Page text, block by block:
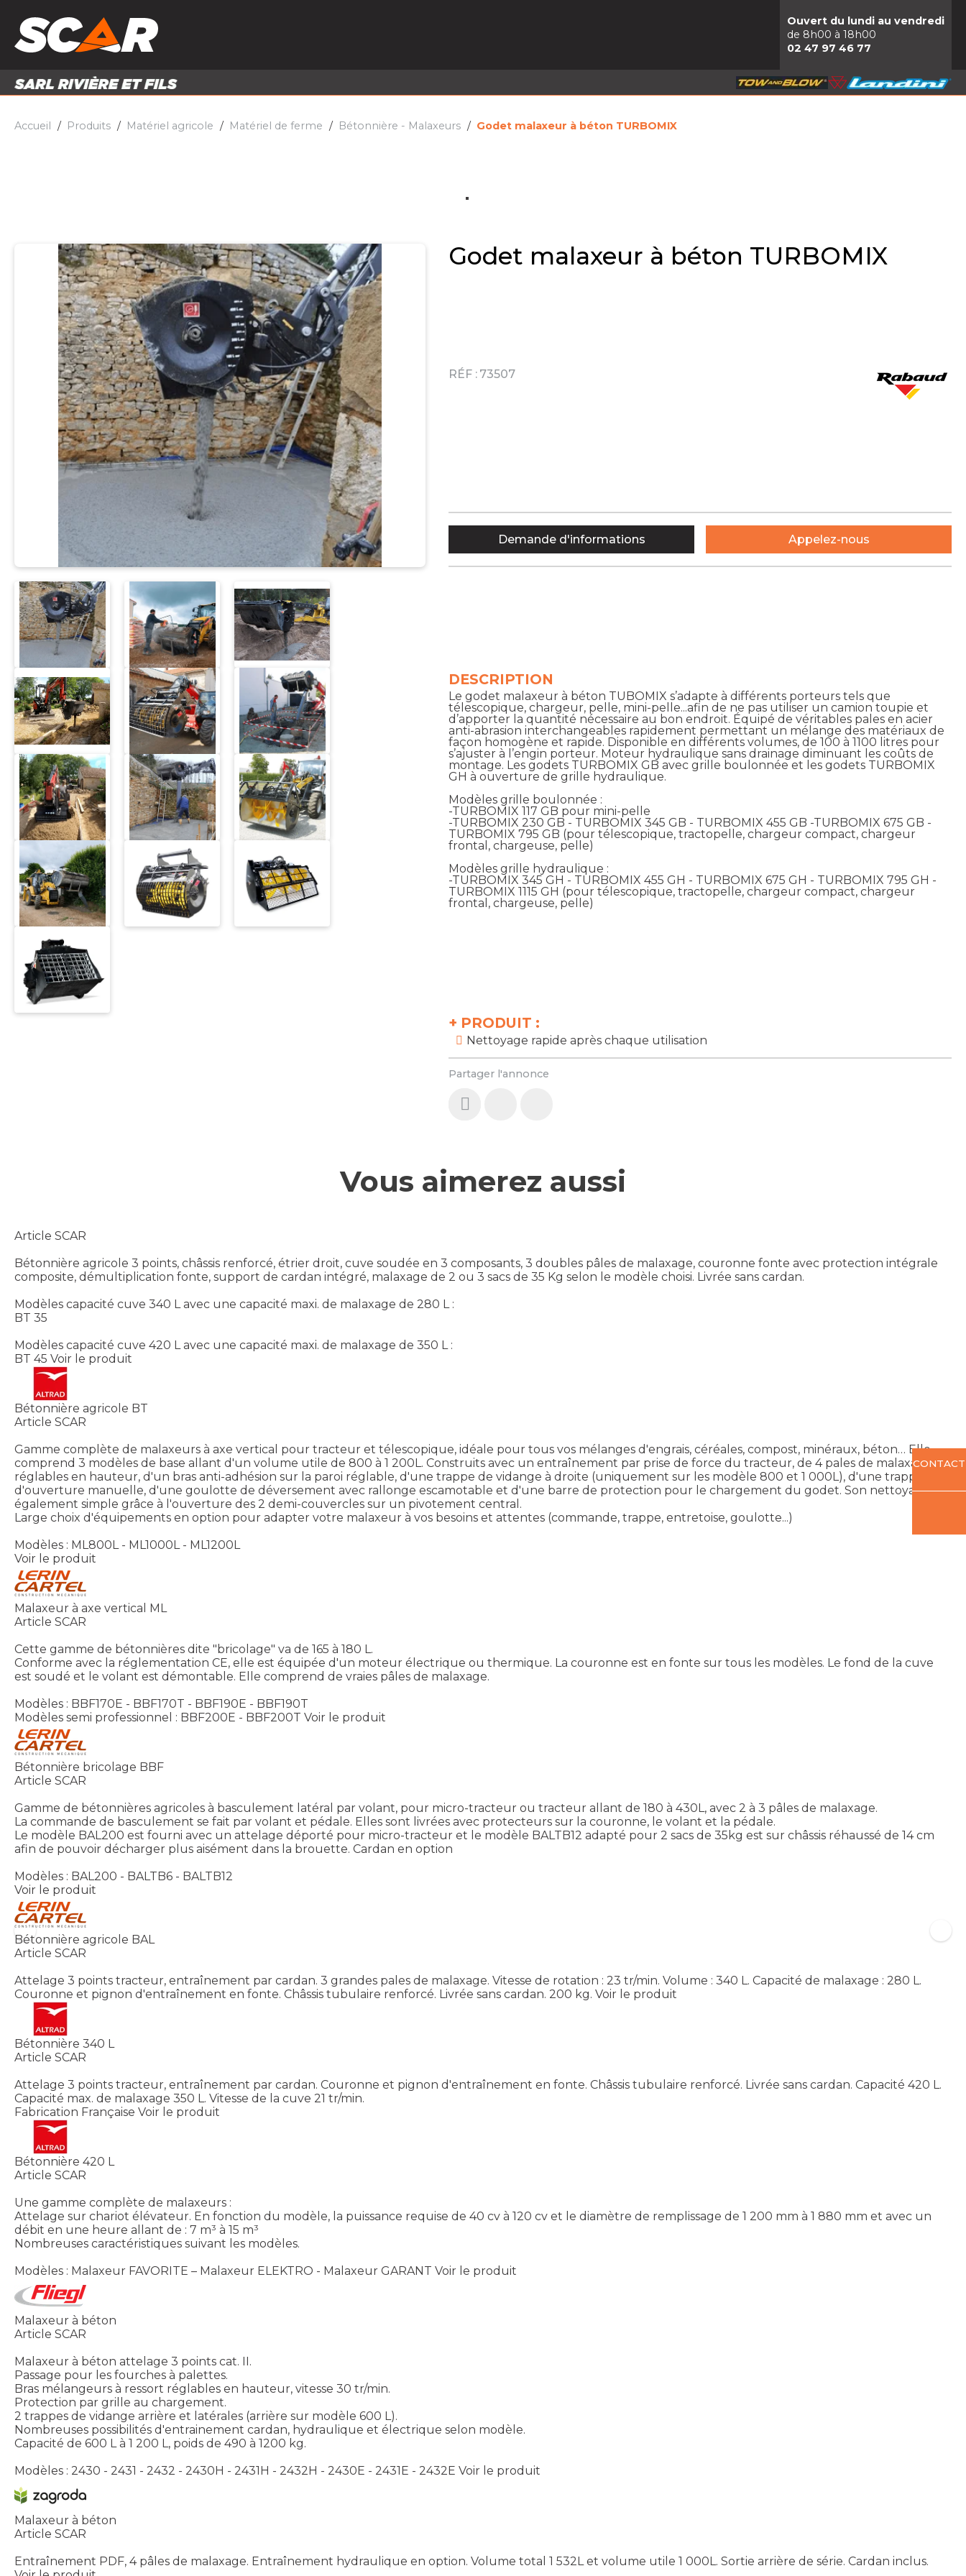
PIÈCES ET ACCESSOIRES
Ouvert du lundi au vendredi
de 8h00 à 18h00
02 47 97 46 77
Accueil Produits Matériel agricole Matériel de ferme Bétonnière - Malaxeurs Godet malaxeur à béton TURBOMIX
Godet malaxeur à béton TURBOMIX
RÉF : 73507
+ PRODUIT :
Nettoyage rapide après chaque utilisation
Partager l'annonce
DESCRIPTION
Le godet malaxeur à béton TUBOMIX s’adapte à différents porteurs tels que
télescopique, chargeur, pelle, mini-pelle...afin de ne pas utiliser un camion toupie et
d’apporter la quantité nécessaire au bon endroit. Équipé de véritables pales en acier
anti-abrasion interchangeables rapidement permettant un mélange des matériaux de
façon homogène et rapide. Disponible en différents volumes, de 100 à 1100 litres pour
s’ajuster à l’engin porteur. Moteur hydraulique sans drainage diminuant les coûts de
montage. Les godets TURBOMIX GB avec grille boulonnée et les godets TURBOMIX
GH à ouverture de grille hydraulique.
Modèles grille boulonnée :
-TURBOMIX 117 GB pour mini-pelle
-TURBOMIX 230 GB - TURBOMIX 345 GB - TURBOMIX 455 GB -TURBOMIX 675 GB -
TURBOMIX 795 GB (pour télescopique, tractopelle, chargeur compact, chargeur
frontal, chargeuse, pelle)
Modèles grille hydraulique :
-TURBOMIX 345 GH - TURBOMIX 455 GH - TURBOMIX 675 GH - TURBOMIX 795 GH -
TURBOMIX 1115 GH (pour télescopique, tractopelle, chargeur compact, chargeur
frontal, chargeuse, pelle)
Demande d'informations Appelez-nous
Vous aimerez aussi
Article SCAR
Bétonnière agricole 3 points, châssis renforcé, étrier droit, cuve soudée en 3 composants, 3 doubles pâles de malaxage, couronne fonte avec protection intégrale
composite, démultiplication fonte, support de cardan intégré, malaxage de 2 ou 3 sacs de 35 Kg selon le modèle choisi. Livrée sans cardan.
Modèles capacité cuve 340 L avec une capacité maxi. de malaxage de 280 L :
BT 35
Modèles capacité cuve 420 L avec une capacité maxi. de malaxage de 350 L :
BT 45 Voir le produit
Bétonnière agricole BT
Article SCAR
Gamme complète de malaxeurs à axe vertical pour tracteur et télescopique, idéale pour tous vos mélanges d'engrais, céréales, compost, minéraux, béton… Elle
comprend 3 modèles de base allant d'un volume utile de 800 à 1 200L. Construits avec un entraînement par prise de force du tracteur, de 4 pales de malaxage
réglables en hauteur, d'un bras anti-adhésion sur la paroi réglable, d'une trappe de vidange à droite (uniquement sur les modèle 800 et 1 000L), d'une trappe
d'ouverture manuelle, d'une goulotte de déversement avec rallonge escamotable et d'une barre de protection pour le chargement du godet. Son nettoyage est
également simple grâce à l'ouverture des 2 demi-couvercles sur un pivotement central.
Large choix d'équipements en option pour adapter votre malaxeur à vos besoins et attentes (commande, trappe, entretoise, goulotte...)
Modèles : ML800L - ML1000L - ML1200L
Voir le produit
Malaxeur à axe vertical ML
Article SCAR
Cette gamme de bétonnières dite "bricolage" va de 165 à 180 L.
Conforme avec la réglementation CE, elle est équipée d'un moteur électrique ou thermique. La couronne est en fonte sur tous les modèles. Le fond de la cuve
est soudé et le volant est démontable. Elle comprend de vraies pâles de malaxage.
Modèles : BBF170E - BBF170T - BBF190E - BBF190T
Modèles semi professionnel : BBF200E - BBF200T Voir le produit
Bétonnière bricolage BBF
Article SCAR
Gamme de bétonnières agricoles à basculement latéral par volant, pour micro-tracteur ou tracteur allant de 180 à 430L, avec 2 à 3 pâles de malaxage.
La commande de basculement se fait par volant et pédale. Elles sont livrées avec protecteurs sur la couronne, le volant et la pédale.
Le modèle BAL200 est fourni avec un attelage déporté pour micro-tracteur et le modèle BALTB12 adapté pour 2 sacs de 35kg est sur châssis réhaussé de 14 cm
afin de pouvoir décharger plus aisément dans la brouette. Cardan en option
Modèles : BAL200 - BALTB6 - BALTB12
Voir le produit
Bétonnière agricole BAL
Article SCAR
Attelage 3 points tracteur, entraînement par cardan. 3 grandes pales de malaxage. Vitesse de rotation : 23 tr/min. Volume : 340 L. Capacité de malaxage : 280 L.
Couronne et pignon d'entraînement en fonte. Châssis tubulaire renforcé. Livrée sans cardan. 200 kg. Voir le produit
Bétonnière 340 L
Article SCAR
Attelage 3 points tracteur, entraînement par cardan. Couronne et pignon d'entraînement en fonte. Châssis tubulaire renforcé. Livrée sans cardan. Capacité 420 L.
Capacité max. de malaxage 350 L. Vitesse de la cuve 21 tr/min.
Fabrication Française Voir le produit
Bétonnière 420 L
Article SCAR
Une gamme complète de malaxeurs :
Attelage sur chariot élévateur. En fonction du modèle, la puissance requise de 40 cv à 120 cv et le diamètre de remplissage de 1 200 mm à 1 880 mm et avec un
débit en une heure allant de : 7 m³ à 15 m³
Nombreuses caractéristiques suivant les modèles.
Modèles : Malaxeur FAVORITE – Malaxeur ELEKTRO - Malaxeur GARANT Voir le produit
Malaxeur à béton
Article SCAR
Malaxeur à béton attelage 3 points cat. II.
Passage pour les fourches à palettes.
Bras mélangeurs à ressort réglables en hauteur, vitesse 30 tr/min.
Protection par grille au chargement.
2 trappes de vidange arrière et latérales (arrière sur modèle 600 L).
Nombreuses possibilités d'entrainement cardan, hydraulique et électrique selon modèle.
Capacité de 600 L à 1 200 L, poids de 490 à 1200 kg.
Modèles : 2430 - 2431 - 2432 - 2430H - 2431H - 2432H - 2430E - 2431E - 2432E Voir le produit
Malaxeur à béton
Article SCAR
Entraînement PDF, 4 pâles de malaxage. Entraînement hydraulique en option. Volume total 1 532L et volume utile 1 000L. Sortie arrière de série. Cardan inclus.
CONTACT